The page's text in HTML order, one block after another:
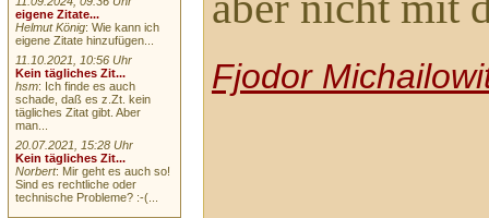
Fjodor
eigene Zitate...
Helmut König: Wie kann ich
eigene Zitate hinzufügen...
11.10.2021, 10:56 Uhr
Kein tägliches Zit...
hsm: Ich finde es auch
schade, daß es z.Zt. kein
tägliches Zitat gibt. Aber
man...
20.07.2021, 15:28 Uhr
Kein tägliches Zit...
Norbert: Mir geht es auch so!
Sind es rechtliche oder
technische Probleme? :-(...